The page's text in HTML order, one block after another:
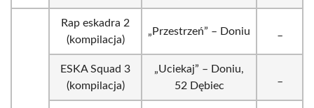
Rap eskadra 2
(kompilacja)
„Przestrzeń” – Doniu
ESKA Squad 3
(kompilacja)
„Uciekaj” – Doniu,
52 Dębiec